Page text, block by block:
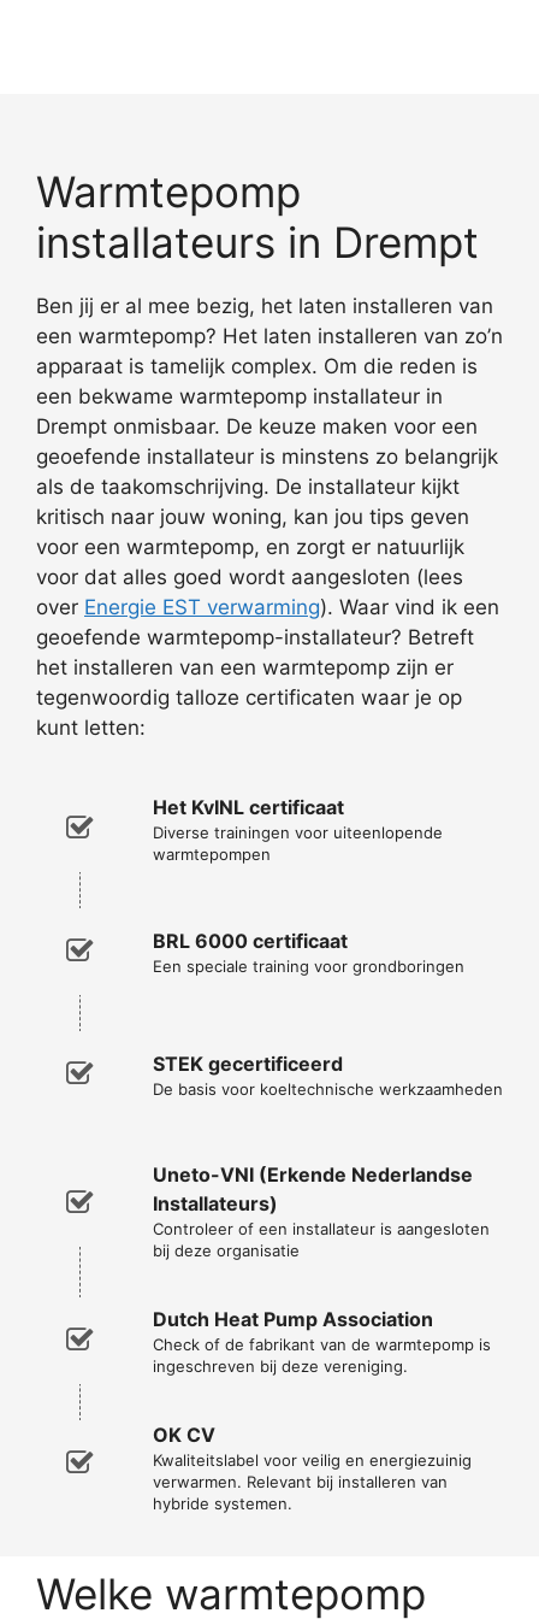
Warmtepomp
installateurs in Drempt
Ben jij er al mee bezig, het laten installeren van
een warmtepomp? Het laten installeren van zo’n
apparaat is tamelijk complex. Om die reden is
een bekwame warmtepomp installateur in
Drempt onmisbaar. De keuze maken voor een
geoefende installateur is minstens zo belangrijk
als de taakomschrijving. De installateur kijkt
kritisch naar jouw woning, kan jou tips geven
voor een warmtepomp, en zorgt er natuurlijk
voor dat alles goed wordt aangesloten (lees
over Energie EST verwarming). Waar vind ik een
geoefende warmtepomp-installateur? Betreft
het installeren van een warmtepomp zijn er
tegenwoordig talloze certificaten waar je op
kunt letten:
Het KvINL certificaat
Diverse trainingen voor uiteenlopende
warmtepompen
BRL 6000 certificaat
Een speciale training voor grondboringen
STEK gecertificeerd
De basis voor koeltechnische werkzaamheden
Uneto-VNI (Erkende Nederlandse
Installateurs)
Controleer of een installateur is aangesloten
bij deze organisatie
Dutch Heat Pump Association
Check of de fabrikant van de warmtepomp is
ingeschreven bij deze vereniging.
OK CV
Kwaliteitslabel voor veilig en energiezuinig
verwarmen. Relevant bij installeren van
hybride systemen.
Welke warmtepomp